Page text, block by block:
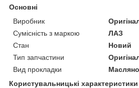
Основні
Виробник
Сумісність з маркою
ЛАЗ
Стан
Новий
Тип запчастини
Вид прокладки
Користувальницькі характеристики